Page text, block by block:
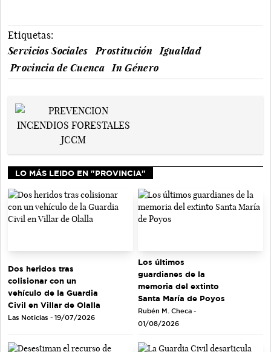
Etiquetas:
Servicios Sociales
Prostitución
Igualdad
Provincia de Cuenca
In Género
LO MÁS LEIDO EN "PROVINCIA"
Dos heridos tras
colisionar con un
vehículo de la Guardia
Civil en Villar de Olalla
Las Noticias - 19/07/2026
Los últimos
guardianes de la
memoria del extinto
Santa María de Poyos
Rubén M. Checa -
01/08/2026